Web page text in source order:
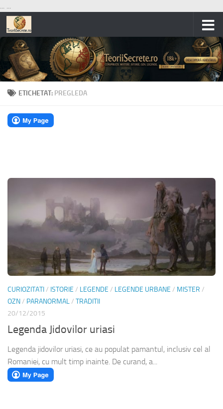
... ...
Skip to content
ETICHETAT: PREGLEDA
CURIOZITATI/ ISTORIE / LEGENDE / LEGENDE URBANE / MISTER /
OZN/ PARANORMAL/ TRADITII
20/12/2015
Legenda Jidovilor uriasi
Legenda jidovilor uriasi, ce au populat pamantul, inclusiv cel al
Romaniei, cu mult timp inainte. De curand, a...